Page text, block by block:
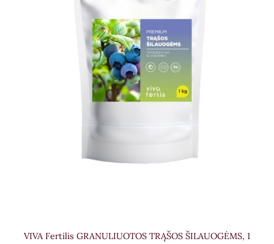
VIVA Fertilis GRANULIUOTOS TRĄŠOS ŠILAUOGĖMS, 1